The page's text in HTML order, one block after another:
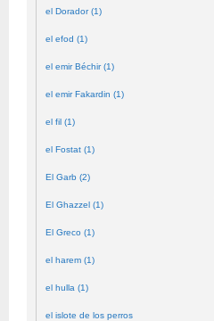
el Dorador (1)
el efod (1)
el emir Béchir (1)
el emir Fakardin (1)
el fil (1)
el Fostat (1)
El Garb (2)
El Ghazzel (1)
El Greco (1)
el harem (1)
el hulla (1)
el islote de los perros